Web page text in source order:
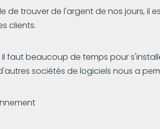
de trouver de l'argent de nos jours, il
clients.
faut beaucoup de temps pour
sociétés de logiciels nous a